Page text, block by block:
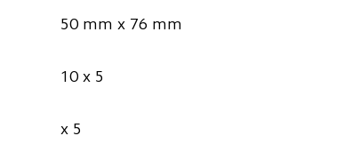
50 mm x 76 mm
10 x 5
x 5